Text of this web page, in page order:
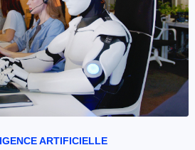
ARTIFICIELLE